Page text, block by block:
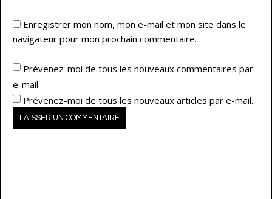
Enregistrer mon nom, mon e-mail et mon site dans le
navigateur pour mon prochain commentaire.
Prévenez-moi de tous les nouveaux commentaires par
e-mail.
Prévenez-moi de tous les nouveaux articles par e-mail.